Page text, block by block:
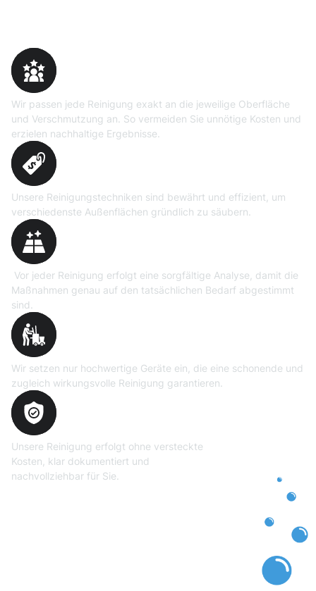
Wir passen jede Reinigung exakt an die jeweilige Oberfläche
und Verschmutzung an. So vermeiden Sie unnötige Kosten und
erzielen nachhaltige Ergebnisse.
Unsere Reinigungstechniken sind bewährt und effizient, um
verschiedenste Außenflächen gründlich zu säubern.
Vor jeder Reinigung erfolgt eine sorgfältige Analyse, damit die
Maßnahmen genau auf den tatsächlichen Bedarf abgestimmt
sind.
Wir setzen nur hochwertige Geräte ein, die eine schonende und
zugleich wirkungsvolle Reinigung garantieren.
Unsere Reinigung erfolgt ohne versteckte
Kosten, klar dokumentiert und
nachvollziehbar für Sie.